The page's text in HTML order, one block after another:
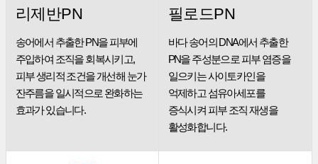
리제반PN
송어에서 추출한 PN을 피부에
주입하여 조직을회복시키고,
피부 생리적 조건을 개선해 눈가
잔주름을일시적으로 완화하는
효과가 있습니다.
필로드PN
바다 송어의 DNA에서 추출한
PN을 주성분으로 피부 염증을
일으키는 사이토카인을
억제하고 섬유아세포를
증식시켜 피부 조직 재생을
활성화합니다.